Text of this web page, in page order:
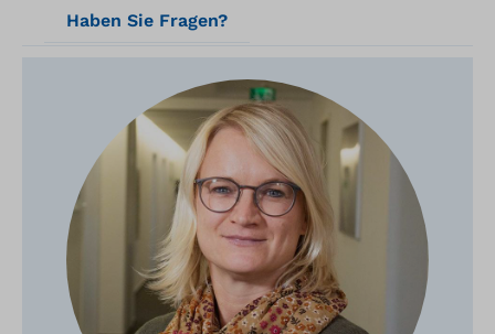
Haben Sie Fragen?